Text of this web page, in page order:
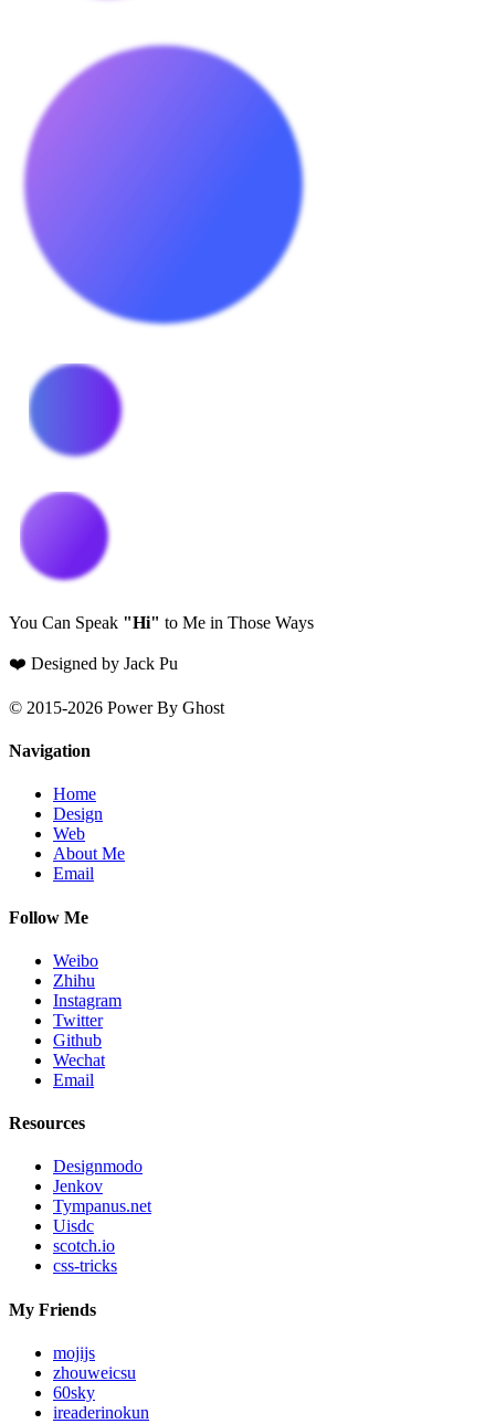
You Can Speak "Hi" to Me in Those Ways
❤️ Designed by Jack Pu
© 2015-2026 Power By Ghost
Navigation
Home
Design
Web
About Me
Email
Follow Me
Weibo
Zhihu
Instagram
Twitter
Github
Wechat
Email
Resources
Designmodo
Jenkov
Tympanus.net
Uisdc
scotch.io
css-tricks
My Friends
mojijs
zhouweicsu
60sky
ireaderinokun